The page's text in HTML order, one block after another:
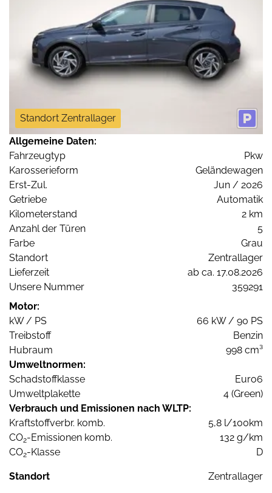
Standort Zentrallager
Allgemeine Daten:
Fahrzeugtyp
Pkw
Karosserieform
Geländewagen
Erst-Zul.
Jun / 2026
Getriebe
Automatik
Kilometerstand
2 km
Anzahl der Türen
5
Farbe
Grau
Standort
Zentrallager
Lieferzeit
ab ca. 17.08.2026
Unsere Nummer
359291
Motor:
kW / PS
66 kW / 90 PS
Treibstoff
Benzin
Hubraum
998 cm³
Umweltnormen:
Schadstoffklasse
Euro6
Umweltplakette
4 (Green)
Verbrauch und Emissionen nach WLTP:
Kraftstoffverbr. komb.
5,8 l/100km
CO2-Emissionen komb.
132 g/km
CO2-Klasse D
Standort Zentrallager